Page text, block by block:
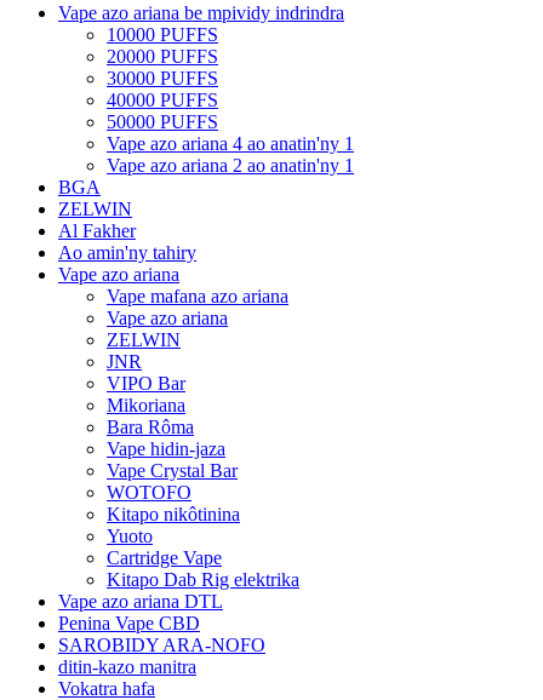
Vape azo ariana be mpividy indrindra
10000 PUFFS
20000 PUFFS
30000 PUFFS
40000 PUFFS
50000 PUFFS
Vape azo ariana 4 ao anatin'ny 1
Vape azo ariana 2 ao anatin'ny 1
BGA
ZELWIN
Al Fakher
Ao amin'ny tahiry
Vape azo ariana
Vape mafana azo ariana
Vape azo ariana
ZELWIN
JNR
VIPO Bar
Mikoriana
Bara Rôma
Vape hidin-jaza
Vape Crystal Bar
WOTOFO
Kitapo nikôtinina
Yuoto
Cartridge Vape
Kitapo Dab Rig elektrika
Vape azo ariana DTL
Penina Vape CBD
SAROBIDY ARA-NOFO
ditin-kazo manitra
Vokatra hafa